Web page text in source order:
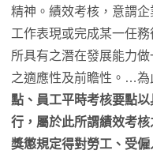
精神。績效考核，意謂
工作表現或完成某一任
所具有之潛在發展能力
之適應性及前瞻性。…為
點、員工平時考核要點
行，屬於此所謂績效考核
獎懲規定得對勞工、受